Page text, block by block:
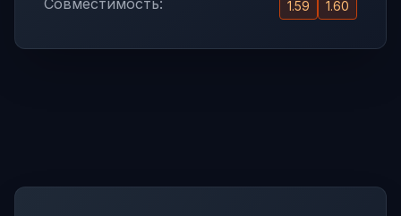
Совместимость:
1.59 1.60